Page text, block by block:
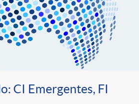
CI Emergentes, FI